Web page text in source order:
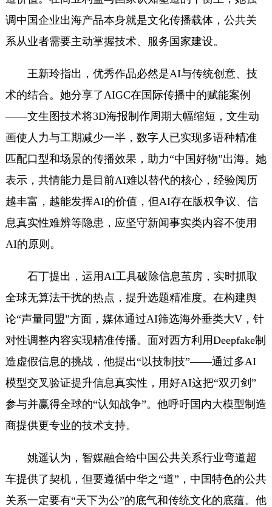
调中国企业出海产品本身就是文化传播载体，公共关
系从业者需要主动掌握技术、服务国家建设。
王新玲指出，优秀作品必然是AI与传统创意、技
术的结合。她分享了AIGC在国际传播中的赋能案例
——文生图技术将3D海报制作周期大幅缩短，文生动
画使人力与工期减少一半，数字人已实现多语种精准
匹配口型和场景的传播效果，助力“中国好物”出海。她
表示，共情能力是目前AI难以替代的核心，经验阅历
越丰富，越能发挥AI的价值，但AI存在版权争议、信
息真实性难辨等隐患，应坚守新闻事实类内容不使用
AI的原则。
石丁提出，运用AI工具破除信息茧房，实时抓取
全球无算法干扰的热点，提升选题精准度。在构建舆
论“声量同盟”方面，媒体通过AI筛选海外垂类大V，针
对性调整内容实现精准传播。面对西方利用Deepfake制
造虚假信息的挑战，他提出“以技制技”——通过多AI
模型交叉验证提升信息真实性，用好AI这把“双刃剑”
参与并赢得全球的“认知战争”。他呼吁国内大模型制造
商提供更专业的技术支持。
姚遥认为，智媒融合给中国公共关系行业弯道超
车提供了契机，但要遵循中华之“道”，中国特色的公共
关系一定要有“天下为公”的底气和传统文化的底蕴。他